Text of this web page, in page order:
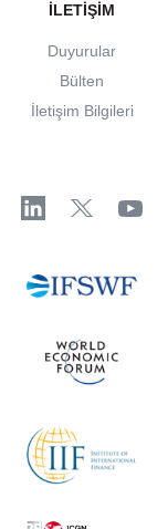
İLETIŞIM
Duyurular
Bülten
İletişim Bilgileri